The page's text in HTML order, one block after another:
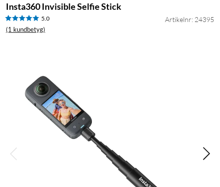
Insta360 Invisible Selfie Stick
5.0
(1 kundbetyg)
Artikelnr: 24395